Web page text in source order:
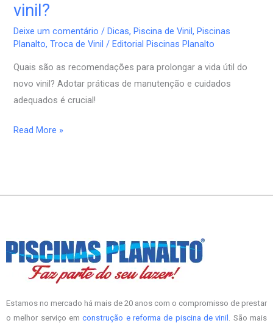
vinil?
Deixe um comentário /Dicas,Piscina de Vinil,Piscinas
Planalto,Troca de Vinil /Editorial Piscinas Planalto
Quais são as recomendações para prolongar a vida útil do
novo vinil? Adotar práticas de manutenção e cuidados
adequados é crucial!
Read More »
Estamos no mercado há mais de 20 anos com o compromisso de prestar
o melhor serviço emconstrução e reforma de piscina de vinil . São mais